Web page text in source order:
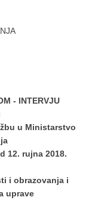
- INTERVJU
u Ministarstvo
12. rujna 2018.
i obrazovanja i
uprave